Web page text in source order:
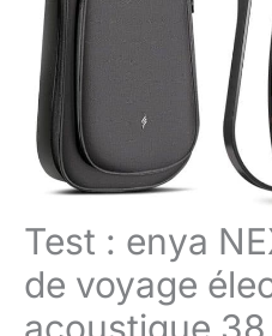
Test : enya
de voyage
acoustique 38